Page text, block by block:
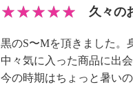
・アイロン仕上げ：可（
・ドライクリーニング：
・ウエットクリーニング
【メンテナンス（ケアラ
久々の
黒のS〜Mを頂きました。
中々気に入った商品に出
今の時期はちょっと暑い